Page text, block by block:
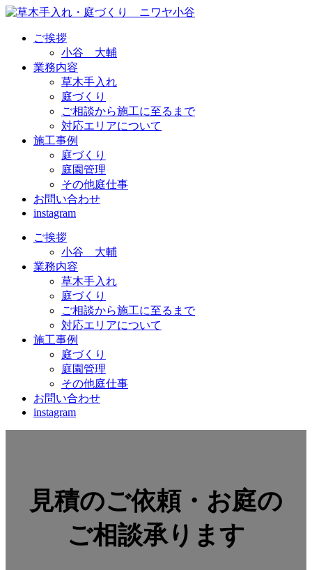
ご挨拶
小谷 大輔
業務内容
草木手入れ
庭づくり
ご相談から施工に至るまで
対応エリアについて
施工事例
庭づくり
庭園管理
その他庭仕事
お問い合わせ
instagram
ご挨拶
小谷 大輔
業務内容
草木手入れ
庭づくり
ご相談から施工に至るまで
対応エリアについて
施工事例
庭づくり
庭園管理
その他庭仕事
お問い合わせ
instagram
見積のご依頼・お庭の
ご相談承ります